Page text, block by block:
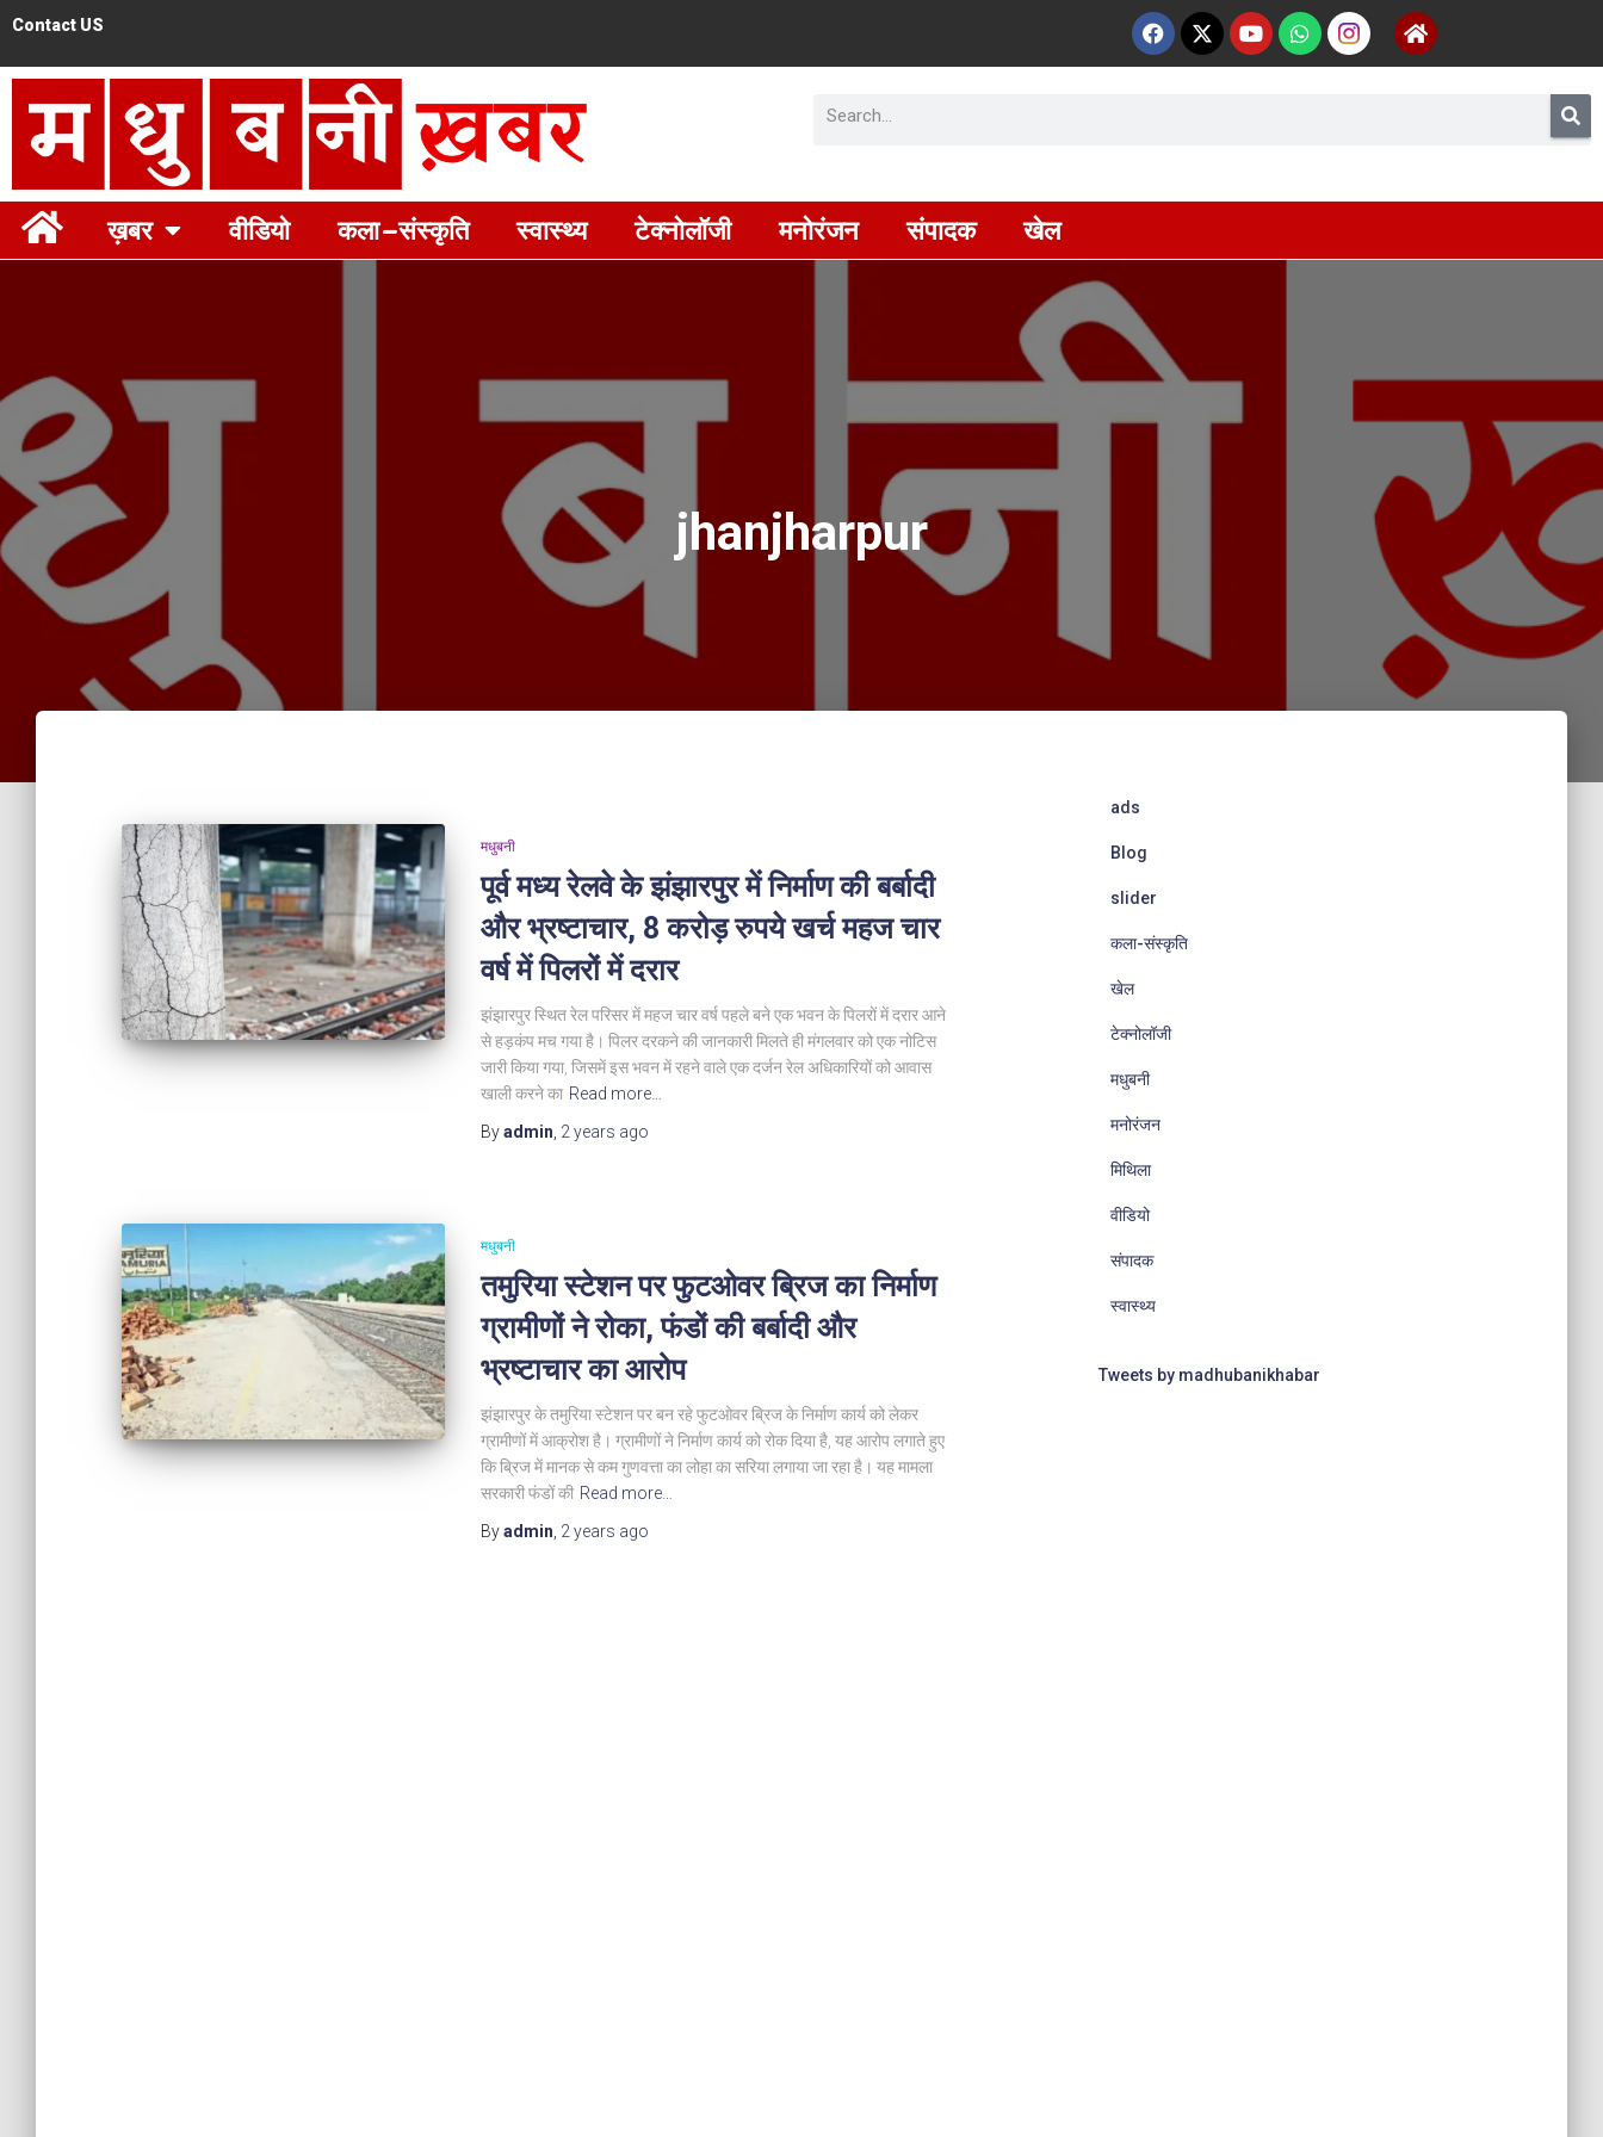
Contact US
ख़बर वीडियो कला-संस्कृति स्वास्थ्य टेक्नोलॉजी मनोरंजन संपादक खेल
jhanjharpur
मधुबनी
पूर्व मध्य रेलवे के झंझारपुर में निर्माण की बर्बादी
और भ्रष्टाचार, 8 करोड़ रुपये खर्च महज चार
वर्ष में पिलरों में दरार
झंझारपुर स्थित रेल परिसर में महज चार वर्ष पहले बने एक भवन के पिलरों में दरार आने
से हड़कंप मच गया है। पिलर दरकने की जानकारी मिलते ही मंगलवार को एक नोटिस
जारी किया गया, जिसमें इस भवन में रहने वाले एक दर्जन रेल अधिकारियों को आवास
खाली करने का Read more…
Byadmin, 2 years ago
मधुबनी
तमुरिया स्टेशन पर फुटओवर ब्रिज का निर्माण
ग्रामीणों ने रोका, फंडों की बर्बादी और
भ्रष्टाचार का आरोप
झंझारपुर के तमुरिया स्टेशन पर बन रहे फुटओवर ब्रिज के निर्माण कार्य को लेकर
ग्रामीणों में आक्रोश है। ग्रामीणों ने निर्माण कार्य को रोक दिया है, यह आरोप लगाते हुए
कि ब्रिज में मानक से कम गुणवत्ता का लोहा का सरिया लगाया जा रहा है। यह मामला
सरकारी फंडों की Read more…
Byadmin, 2 years ago
ads
Blog
slider
कला-संस्कृति
खेल
टेक्नोलॉजी
मधुबनी
मनोरंजन
मिथिला
वीडियो
संपादक
स्वास्थ्य
Tweets by madhubanikhabar